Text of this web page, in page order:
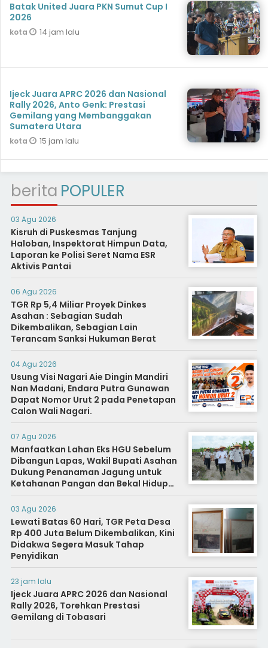
Batak United Juara PKN Sumut Cup I
2026
kota 14 jam lalu
Ijeck Juara APRC 2026 dan Nasional
Rally 2026, Anto Genk: Prestasi
Gemilang yang Membanggakan
Sumatera Utara
kota 15 jam lalu
berita POPULER
03 Agu 2026
Kisruh di Puskesmas Tanjung
Haloban, Inspektorat Himpun Data,
Laporan ke Polisi Seret Nama ESR
Aktivis Pantai
06 Agu 2026
TGR Rp 5,4 Miliar Proyek Dinkes
Asahan : Sebagian Sudah
Dikembalikan, Sebagian Lain
Terancam Sanksi Hukuman Berat
04 Agu 2026
Usung Visi Nagari Aie Dingin Mandiri
Nan Madani, Endara Putra Gunawan
Dapat Nomor Urut 2 pada Penetapan
Calon Wali Nagari.
07 Agu 2026
Manfaatkan Lahan Eks HGU Sebelum
Dibangun Lapas, Wakil Bupati Asahan
Dukung Penanaman Jagung untuk
Ketahanan Pangan dan Bekal Hidup
Warga Binaan
03 Agu 2026
Lewati Batas 60 Hari, TGR Peta Desa
Rp 400 Juta Belum Dikembalikan, Kini
Didakwa Segera Masuk Tahap
Penyidikan
23 jam lalu
Ijeck Juara APRC 2026 dan Nasional
Rally 2026, Torehkan Prestasi
Gemilang di Tobasari